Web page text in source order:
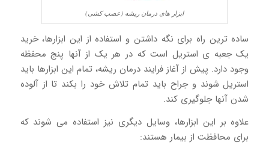
ابزار های درمان ریشه (عصب کشی)
ساده ترین راه برای نگه داشتن و استفاده از این ابزارها، خرید
یک جعبه ی استریل است که در هر یک از آنها پنج محفظه
وجود دارد. پیش از آغاز فرایند درمان ریشه، تمام این ابزارها باید
استریل شوند و جراح باید تمام تلاش خود را بکند تا از آلوده
شدن آنها جلوگیری کند.
علاوه بر این ابزارها، وسایل دیگری نیز استفاده می شوند که
برای محافظت از بیمار هستند: